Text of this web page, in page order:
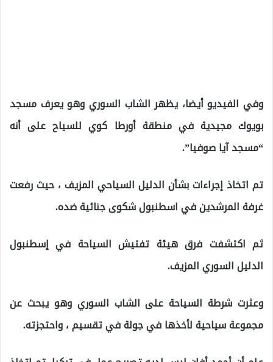
وفي الفيديو أيضا، يظهر الشاب السوري وهو يعرف مسجد
بويوك مجيدية في منطقة أورطا كوي للسياح على أنه
“مسجد آيا صوفيا”.
تم اتخاذ إجراءات بشأن الدليل السياحي المزيف ، حيث رفعت
غرفة المرشدين في اسطنبول شكوى جنائية ضده.
ثم اكتشفت فرق هيئة تفتيش السياحة في إسطنبول
الدليل السوري المزيف.
وعثرت شرطة السياحة على الشاب السوري وهو يبحث عن
مجموعة سياحية لأخذها في جولة في تقسيم ، واحتجزته.